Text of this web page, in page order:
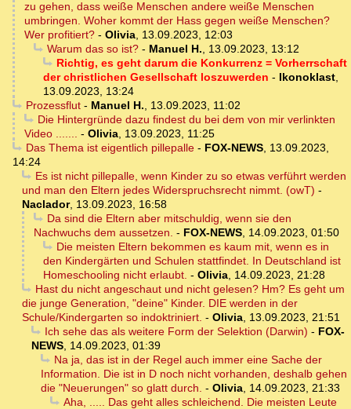
zu gehen, dass weiße Menschen andere weiße Menschen
umbringen. Woher kommt der Hass gegen weiße Menschen?
Wer profitiert? - Olivia, 13.09.2023, 12:03
Warum das so ist?- Manuel H., 13.09.2023, 13:12
Richtig, es geht darum die Konkurrenz = Vorherrschaft
der christlichen Gesellschaft loszuwerden - Ikonoklast,
13.09.2023, 13:24
Prozessflut- Manuel H., 13.09.2023, 11:02
Die Hintergründe dazu findest du bei dem von mir verlinkten
Video ....... - Olivia, 13.09.2023, 11:25
Das Thema ist eigentlich pillepalle- FOX-NEWS, 13.09.2023,
14:24
Es ist nicht pillepalle, wenn Kinder zu so etwas verführt werden
und man den Eltern jedes Widerspruchsrecht nimmt. (owT) -
Naclador, 13.09.2023, 16:58
Da sind die Eltern aber mitschuldig, wenn sie den
Nachwuchs dem aussetzen. - FOX-NEWS, 14.09.2023, 01:50
Die meisten Eltern bekommen es kaum mit, wenn es in
den Kindergärten und Schulen stattfindet. In Deutschland ist
Homeschooling nicht erlaubt. - Olivia, 14.09.2023, 21:28
Hast du nicht angeschaut und nicht gelesen? Hm? Es geht um
die junge Generation, "deine" Kinder. DIE werden in der
Schule/Kindergarten so indoktriniert. - Olivia, 13.09.2023, 21:51
Ich sehe das als weitere Form der Selektion (Darwin) - FOX-
NEWS, 14.09.2023, 01:39
Na ja, das ist in der Regel auch immer eine Sache der
Information. Die ist in D noch nicht vorhanden, deshalb gehen
die "Neuerungen" so glatt durch. - Olivia, 14.09.2023, 21:33
Aha, ..... Das geht alles schleichend. Die meisten Leute